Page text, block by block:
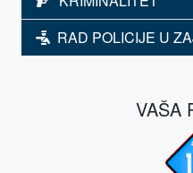
RAD POLICIJE U
VAŠA